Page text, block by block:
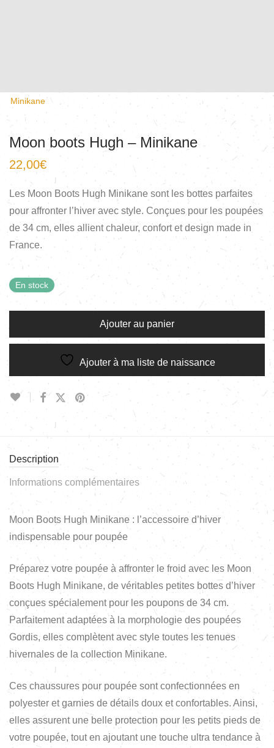
Minikane
Moon boots Hugh – Minikane
22,00€
Les Moon Boots Hugh Minikane sont les bottes parfaites
pour affronter l’hiver avec style. Conçues pour les poupées
de 34 cm, elles allient chaleur, confort et design made in
France.
En stock
Ajouter au panier
Ajouter à ma liste de naissance
Description
Informations complémentaires
Moon Boots Hugh Minikane : l’accessoire d’hiver
indispensable pour poupée
Préparez votre poupée à affronter le froid avec les Moon
Boots Hugh Minikane, de véritables petites bottes d’hiver
conçues spécialement pour les poupons de 34 cm.
Parfaitement adaptées à la morphologie des poupées
Gordis, elles complètent avec style toutes les tenues
hivernales de la collection Minikane.
Ces chaussures pour poupée sont confectionnées en
polyester et garnies de détails doux et confortables. Ainsi,
elles assurent une belle protection pour les petits pieds de
votre poupée, tout en ajoutant une touche ultra tendance à